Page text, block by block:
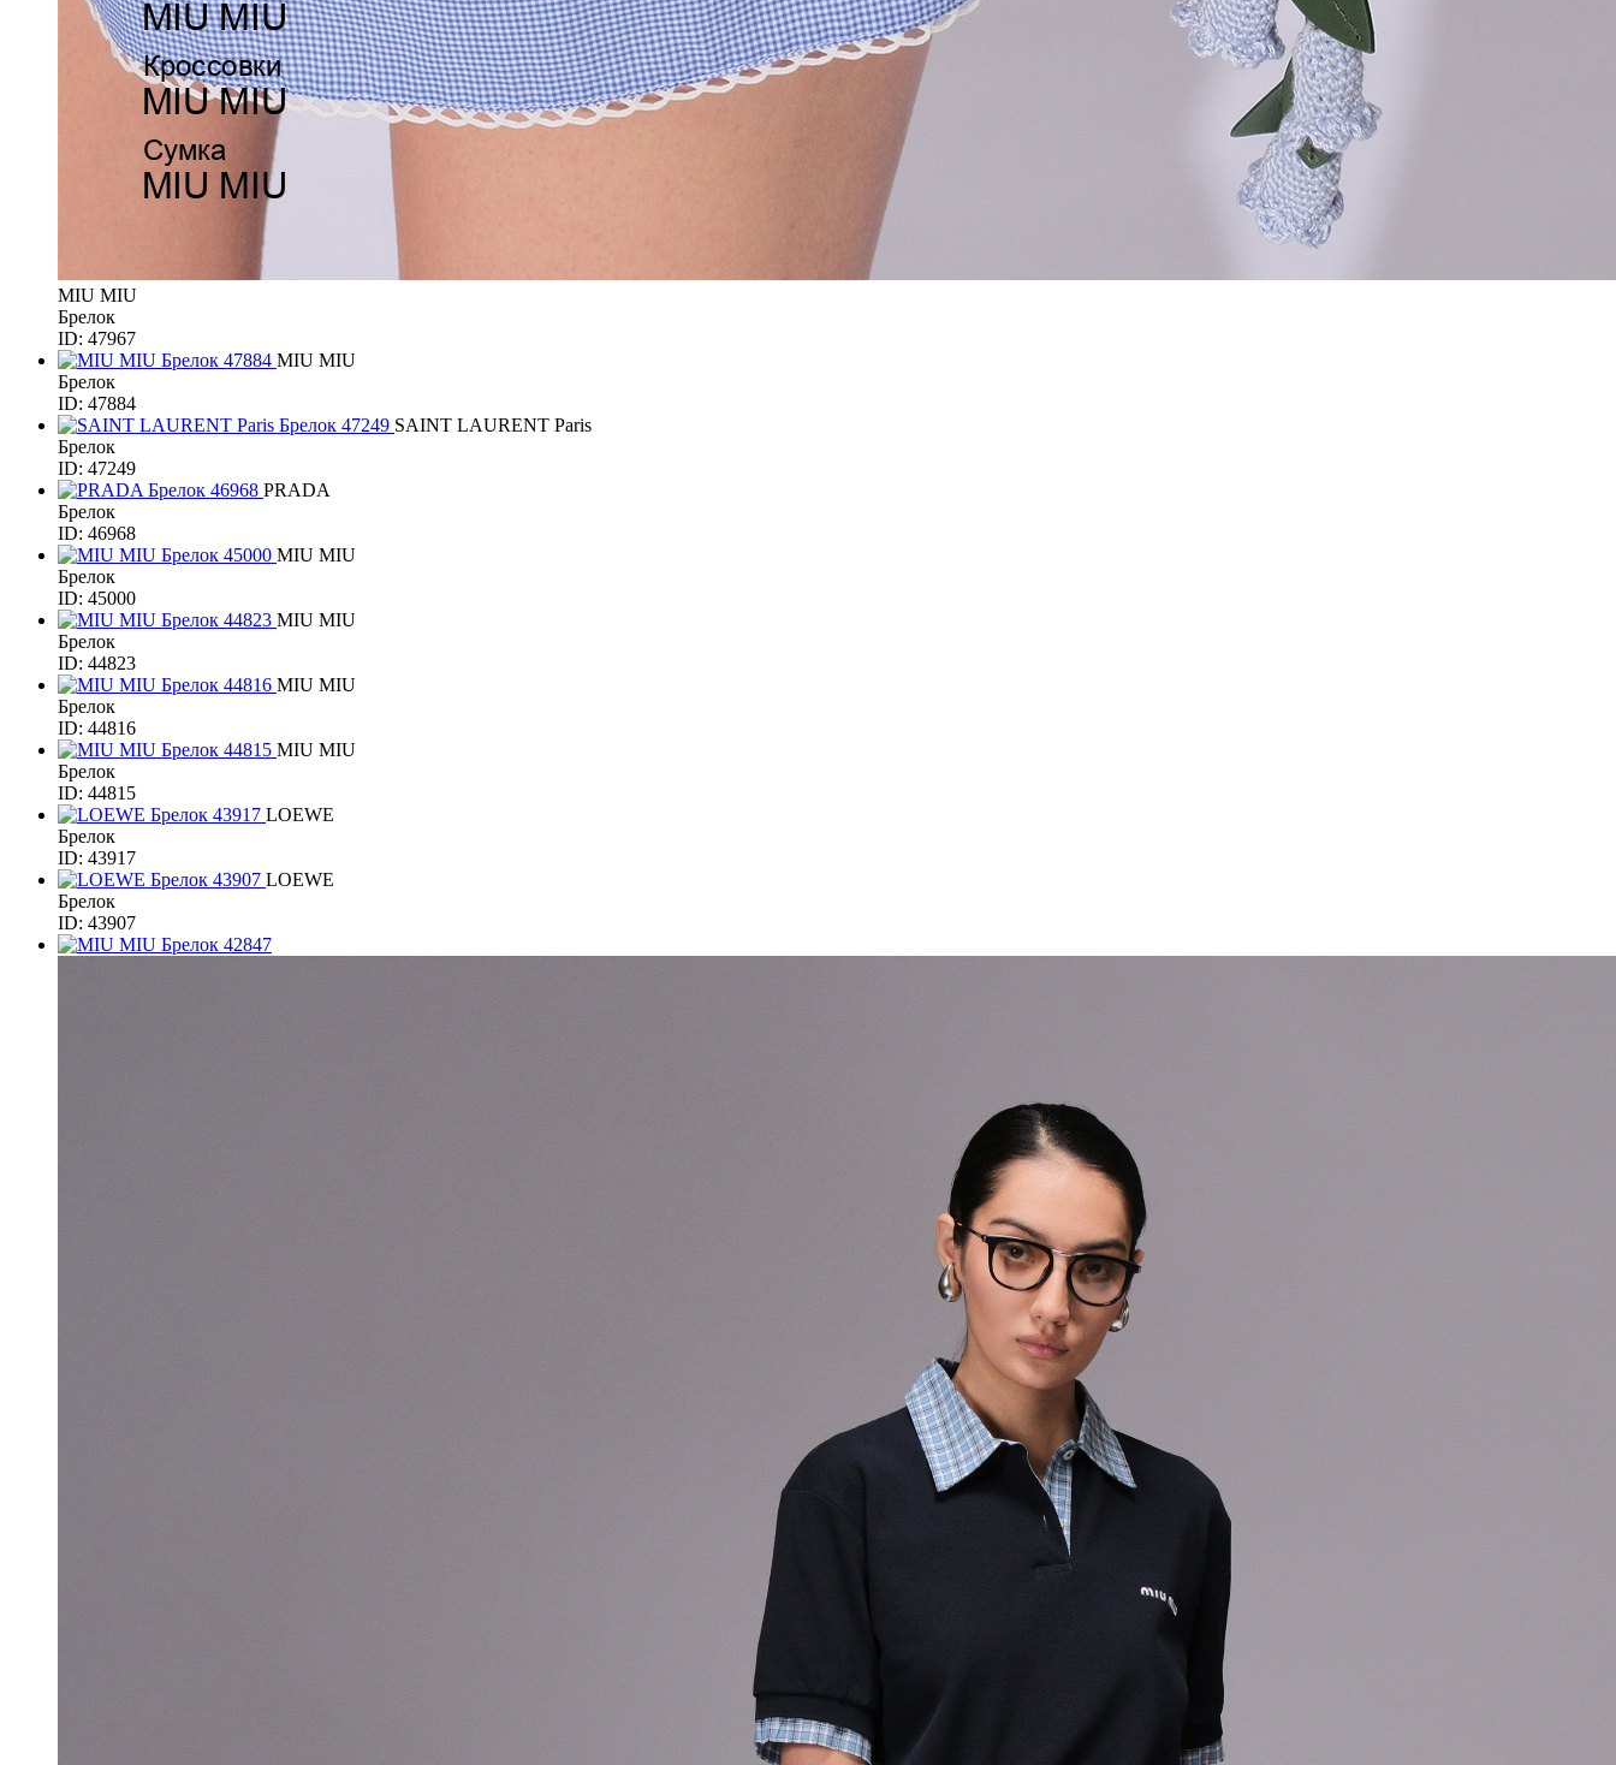
MIU MIU
Брелок
ID: 47967
MIU MIU
Брелок
ID: 47884
SAINT LAURENT Paris
Брелок
ID: 47249
PRADA
Брелок
ID: 46968
MIU MIU
Брелок
ID: 45000
MIU MIU
Брелок
ID: 44823
MIU MIU
Брелок
ID: 44816
MIU MIU
Брелок
ID: 44815
LOEWE
Брелок
ID: 43917
LOEWE
Брелок
ID: 43907